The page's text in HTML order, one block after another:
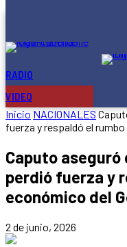
RADIO
VIDEO
InicioNACIONALES
fuerza y respaldó el
Caputo
perdió fuerza y
económico del
2 de junio, 2026